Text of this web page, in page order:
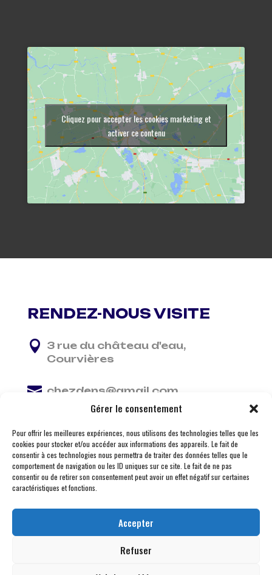
Gérer le consentement
Pour offrir les meilleures expériences, nous utilisons des technologies telles que les
cookies pour stocker et/ou accéder aux informations des appareils. Le fait de
consentir à ces technologies nous permettra de traiter des données telles que le
comportement de navigation ou les ID uniques sur ce site. Le fait de ne pas
consentir ou de retirer son consentement peut avoir un effet négatif sur certaines
caractéristiques et fonctions.
Accepter
Refuser
Cliquez pour accepter les cookies marketing et
activer ce contenu
RENDEZ-NOUS VISITE
 3 rue du château d'eau,
Courvières
 chezdens@gmail.com